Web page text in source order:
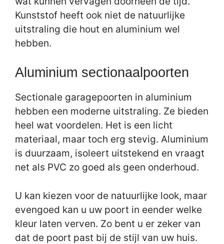
Kunststof heeft ook niet de natuurlijke
uitstraling die hout en aluminium wel
hebben.
Aluminium sectionaalpoorten
Sectionale garagepoorten in aluminium
hebben een moderne uitstraling. Ze bieden
heel wat voordelen. Het is een licht
materiaal, maar toch erg stevig. Aluminium
is duurzaam, isoleert uitstekend en vraagt
net als PVC zo goed als geen onderhoud.
U kan kiezen voor de natuurlijke look, maar
evengoed kan u uw poort in eender welke
kleur laten verven. Zo bent u er zeker van
dat de poort past bij de stijl van uw huis.